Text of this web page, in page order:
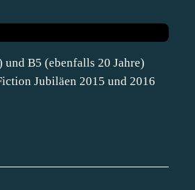
und B5 (ebenfalls 20 Jahre)
Jubiläen 2015 und 2016